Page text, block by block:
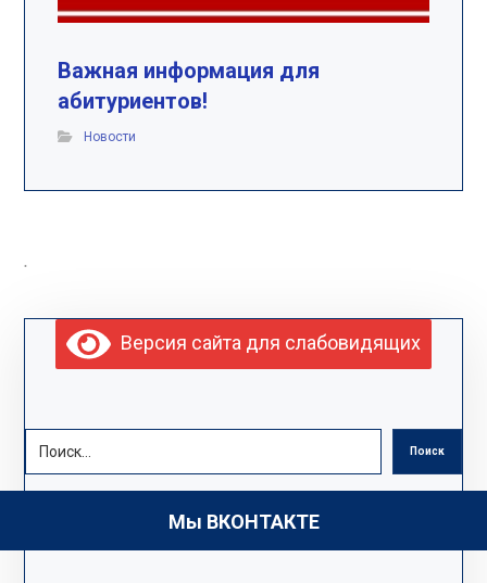
Важная информация для
абитуриентов!
Новости
.
Версия сайта для слабовидящих
Поиск
Мы ВКОНТАКТЕ